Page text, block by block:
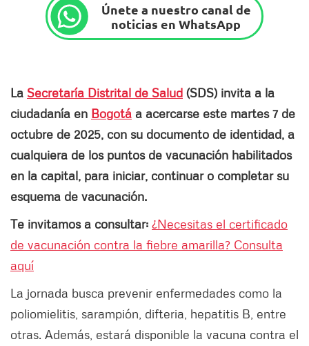
Únete a nuestro canal de
noticias en WhatsApp
La Secretaría Distrital de Salud (SDS) invita a la
ciudadanía en Bogotá a acercarse este martes 7 de
octubre de 2025, con su documento de identidad, a
cualquiera de los puntos de vacunación habilitados
en la capital, para iniciar, continuar o completar su
esquema de vacunación.
Te invitamos a consultar: ¿Necesitas el certificado
de vacunación contra la fiebre amarilla? Consulta
aquí
La jornada busca prevenir enfermedades como la
poliomielitis, sarampión, difteria, hepatitis B, entre
otras. Además, estará disponible la vacuna contra el